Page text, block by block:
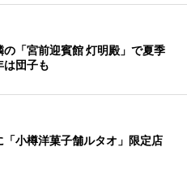
「宮前迎賓館 灯明殿」で夏季
団子も
「小樽洋菓子舗ルタオ」限定店